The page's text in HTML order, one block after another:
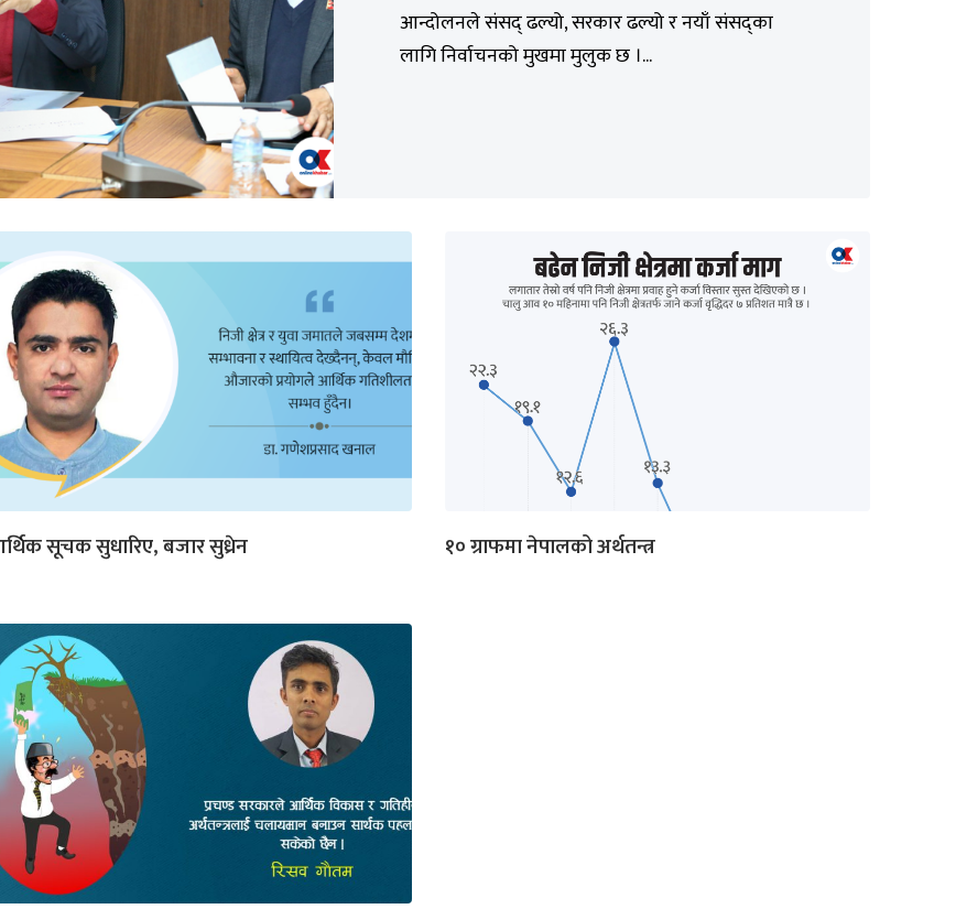
आन्दोलनले संसद् ढल्यो, सरकार ढल्यो र नयाँ संसद्का
लागि निर्वाचनको मुखमा मुलुक छ ।...
सूचक सुधारिए, बजार सुध्रेन १० ग्राफमा नेपालको अर्थतन्त्र